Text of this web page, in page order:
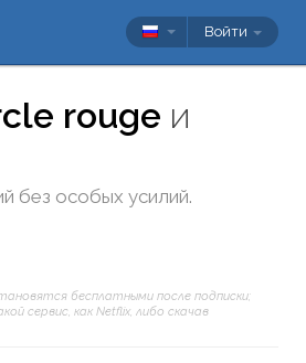
Войти
rouge и
без особых усилий.
бесплатными после подписки;
сервис, как Netflix, либо скачав